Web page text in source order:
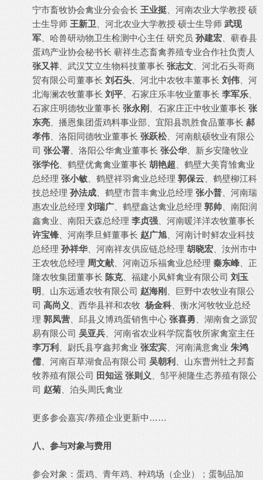
宁市畜牧协会禽业分会会长 王业挺 、河南农业大学教授 硕
士生导师 王新卫 、河北农业大学教授 硕士生导师 武现
军 、哈兽研动物卫生检测中心主任 研究员 孙建宏 、蕲春县
蛋鸡产业协会秘书长 蕲祥生态畜禽养殖专业合作社负责人
张又祥、武汉艾立生物科技董事长 张志文 、河北石头哥商
贸有限公司董事长 刘石头 、河北中农牧丰董事长 刘伟 、河
北海澜农牧董事长 刘平 、石家庄乐丰牧业董事长 李军乐
石家庄明德牧业董事长 张永刚 、石家庄正中牧业董事长 张
东亮 、播恩集团蛋鸡料事业部、宜阳县凯胜食品董事长 郝
孝伟 、洛阳同德牧业董事长 张跃松、河南航硕牧业有限公
司 张公署 、洛阳公华禽业董事长 张公华、新乡安隆牧业
张学伦、鹤壁优禽禽业董事长 胡艳超 、鹤壁大美育雏禽业
总经理 张小敏 、鹤壁祥羽禽业总经理 郭保云 、鹤壁柳江科
技总经理 孙法成 、鹤壁市普丰禽业总经理 张小普 、河南瑞
惠农业总经理 刘瑞广 、鹤壁鑫达禽业总经理 郭帅 、南阳润
鑫禽业、南阳天森总经理 李贞强 、河南暖洋洋农牧董事长
许宝锋 、河南季旦鲜董事长 赵广旭 、河南计时鲜农业科技
总经理 孙祥华、河南祥友供应链总经理 胡晓宏 、汝州市中
王农牧总经理 周文献 、河南迈乐福禽业总经理 秦东峰 、正
隆农牧集团董事长 陈克、福建小凤鲜禽业有限公司 刘玉
明
、山东远通农牧有限公司 赵海刚
、巨野中农牧业有限公
司 高尚义 、西华县祥和农牧 杨金科 、衡水河牧牧业总经
理 郭凤营 、邱县义博鸡蛋销售中心 张喜勇 、湖南食之源贸
易有限公司 吴亚兵 、河南省农业科学院畜牧所家禽室主任
李万利
、尉氏县亨鑫邦禽业 张宏宾 、河南满意禽业 朱鸿
儒 、河南百草湖食品有限公司 吴朝利
、山东曹州牡之邦畜
牧养殖有限公司 田知运 张则义
、邹平昶隆生态养殖有限公
司 赵菊 、泊头周氏禽业
更多参会嘉宾/养殖企业更新中……
八、参与对象与费用
参会对象：蛋鸡、青年鸡、种鸡场（企业）；蛋制品加